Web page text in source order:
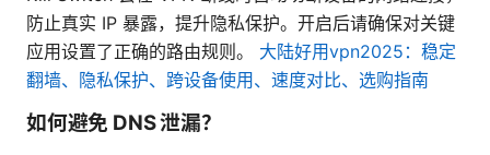
防止真实 IP 暴露，提升隐私保护。开启后请确保对关键
应用设置了正确的路由规则。 大陆好用vpn2025：稳定
翻墙、隐私保护、跨设备使用、速度对比、选购指南
如何避免 DNS 泄漏？